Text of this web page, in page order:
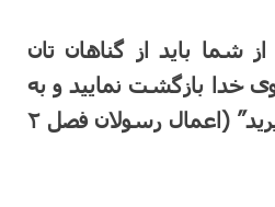
باید از گناهان تان
بازگشت نمایید و به
نام عیسی تعمید بگیرید” (اعمال رسولان فصل ۲